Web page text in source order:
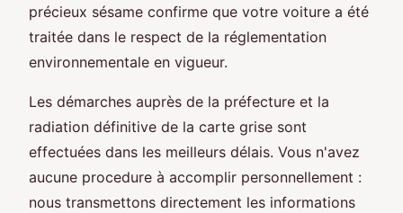
précieux sésame confirme que votre voiture a été
traitée dans le respect de la réglementation
environnementale en vigueur.
Les démarches auprès de la préfecture et la
radiation définitive de la carte grise sont
effectuées dans les meilleurs délais. Vous n'avez
aucune procedure à accomplir personnellement :
nous transmettons directement les informations